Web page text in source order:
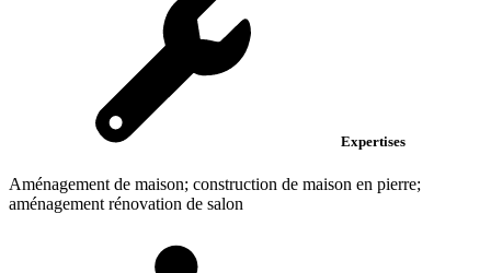
Expertises
Aménagement de maison; construction de maison en pierre;
aménagement rénovation de salon